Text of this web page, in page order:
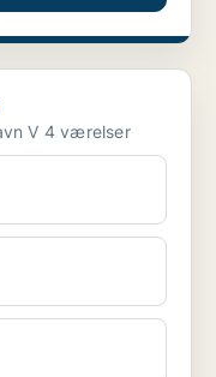
Lejlighed til salg på 1631 København V 4 værelser